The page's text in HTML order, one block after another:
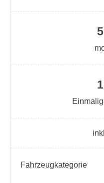
Fahrzeugkategorie